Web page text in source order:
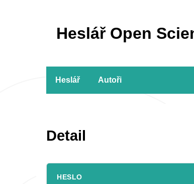
Heslář Open
Heslář Autoři
Detail
HESLO